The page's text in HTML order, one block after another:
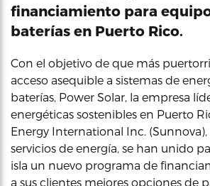
financiamiento para
baterías en Puerto Rico.
Con el objetivo de que más
acceso asequible a sistemas de
baterías, Power Solar, la empresa
energéticas sostenibles en Puerto
Energy International Inc.
servicios de energía, se han unido
isla un nuevo programa de
a sus clientes mejores opciones de